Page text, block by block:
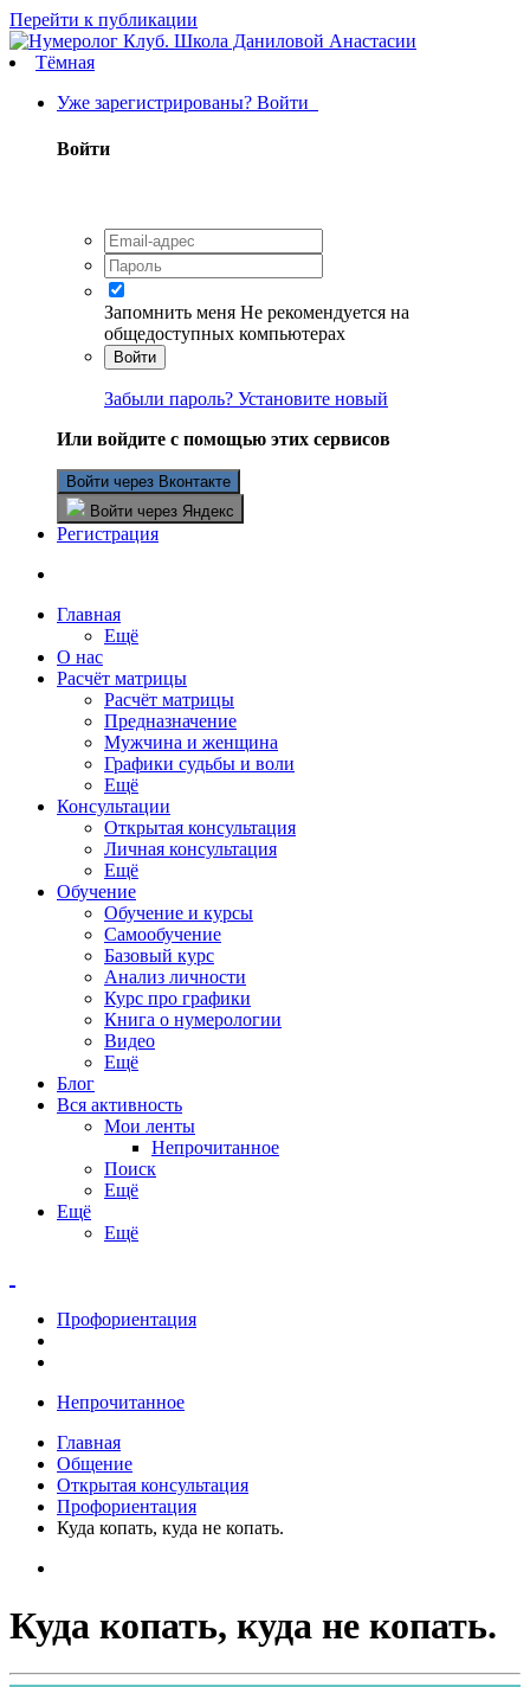
Перейти к публикации
Тёмная
Уже зарегистрированы? Войти
Войти
Запомнить меня Не рекомендуется на
общедоступных компьютерах
Войти
Забыли пароль? Установите новый
Или войдите с помощью этих сервисов
Войти через Вконтакте
Войти через Яндекс
Регистрация
Главная
Ещё
О нас
Расчёт матрицы
Расчёт матрицы
Предназначение
Мужчина и женщина
Графики судьбы и воли
Ещё
Консультации
Открытая консультация
Личная консультация
Ещё
Обучение
Обучение и курсы
Самообучение
Базовый курс
Анализ личности
Курс про графики
Книга о нумерологии
Видео
Ещё
Блог
Вся активность
Мои ленты
Непрочитанное
Поиск
Ещё
Ещё
Ещё
Профориентация
Непрочитанное
Главная
Общение
Открытая консультация
Профориентация
Куда копать, куда не копать.
Куда копать, куда не копать.